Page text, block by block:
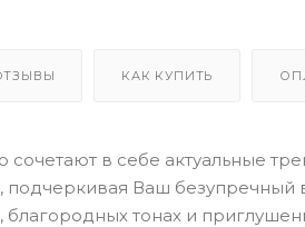
КАК КУПИТЬ
в себе актуальные
Ваш безупречный
тонах и